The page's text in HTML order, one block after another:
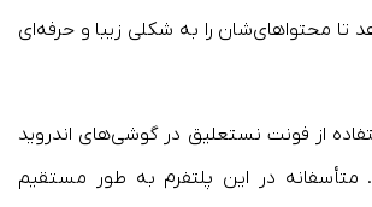
تا محتواهای‌شان را به شکلی زیبا و حرفه‌ای
از فونت نستعلیق در گوشی‌های اندروید
در این پلتفرم به طور مستقیم